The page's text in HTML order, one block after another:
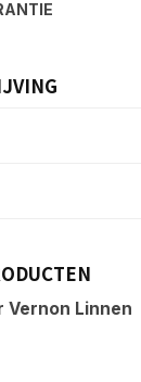
Vernon Linnen